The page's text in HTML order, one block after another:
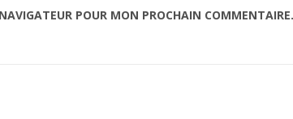
POUR MON PROCHAIN COMMENTAIRE.